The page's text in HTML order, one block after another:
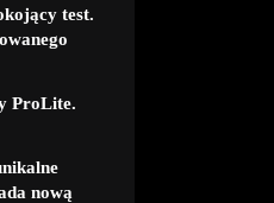
test.
ProLite.
nową